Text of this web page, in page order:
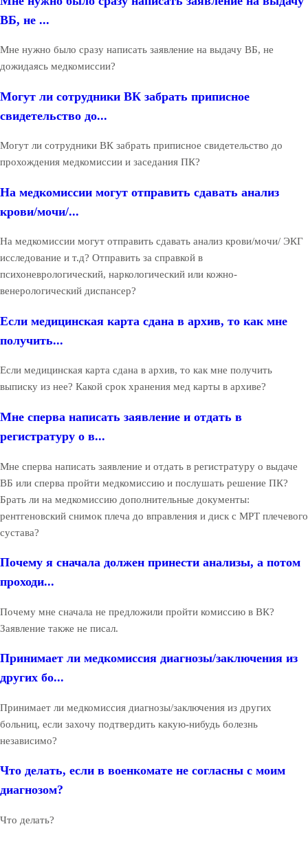
ВБ, не ...
Мне нужно было сразу написать заявление на выдачу ВБ, не
дожидаясь медкомиссии?
Могут ли сотрудники ВК забрать приписное
свидетельство до...
Могут ли сотрудники ВК забрать приписное свидетельство до
прохождения медкомиссии и заседания ПК?
На медкомиссии могут отправить сдавать анализ
крови/мочи/...
На медкомиссии могут отправить сдавать анализ крови/мочи/ ЭКГ
исследование и т.д? Отправить за справкой в
психоневрологический, наркологический или кожно-
венерологический диспансер?
Если медицинская карта сдана в архив, то как мне
получить...
Если медицинская карта сдана в архив, то как мне получить
выписку из нее? Какой срок хранения мед карты в архиве?
Мне сперва написать заявление и отдать в
регистратуру о в...
Мне сперва написать заявление и отдать в регистратуру о выдаче
ВБ или сперва пройти медкомиссию и послушать решение ПК?
Брать ли на медкомиссию дополнительные документы:
рентгеновский снимок плеча до вправления и диск с МРТ плечевого
сустава?
Почему я сначала должен принести анализы, а потом
проходи...
Почему мне сначала не предложили пройти комиссию в ВК?
Заявление также не писал.
Принимает ли медкомиссия диагнозы/заключения из
других бо...
Принимает ли медкомиссия диагнозы/заключения из других
больниц, если захочу подтвердить какую-нибудь болезнь
независимо?
Что делать, если в военкомате не согласны с моим
диагнозом?
Что делать?